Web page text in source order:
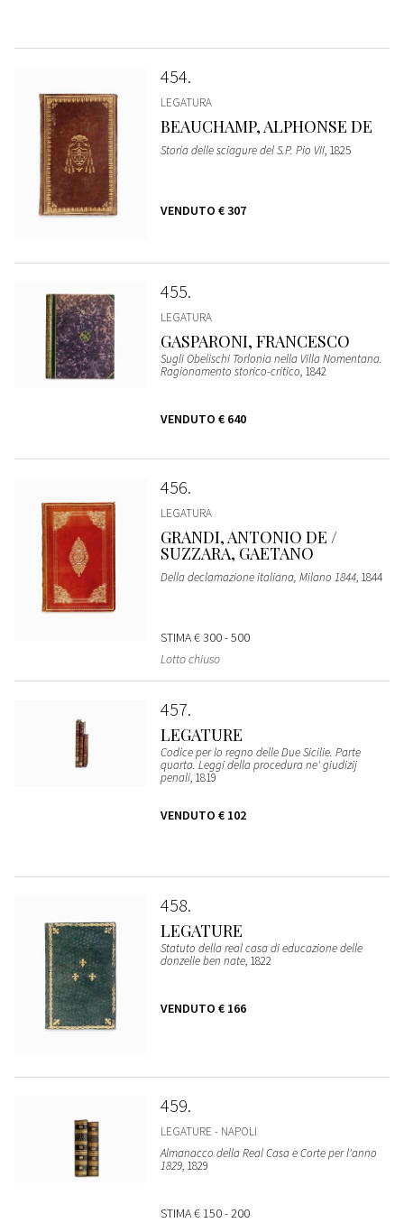
454
LEGATURA
BEAUCHAMP, ALPHONSE DE
Storia delle sciagure del S.P. Pio VII, 1825
VENDUTO € 307
455
LEGATURA
GASPARONI, FRANCESCO
Sugli Obelischi Torlonia nella Villa Nomentana.
Ragionamento storico-critico, 1842
VENDUTO € 640
456
LEGATURA
GRANDI, ANTONIO DE /
SUZZARA, GAETANO
Della declamazione italiana, Milano 1844, 1844
STIMA€ 300 - 500
Lotto chiuso
457
LEGATURE
Codice per lo regno delle Due Sicilie. Parte
quarta. Leggi della procedura ne' giudizij
penali, 1819
VENDUTO € 102
458
LEGATURE
Statuto della real casa di educazione delle
donzelle ben nate, 1822
VENDUTO € 166
459
LEGATURE - NAPOLI
Almanacco della Real Casa e Corte per l'anno
1829, 1829
STIMA€ 150 - 200